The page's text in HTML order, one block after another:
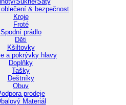
& bezpečnost
Kroje
Froté
Spodní prádlo
Děti
Kšiltovky
a pokrývky hlavy
Doplňky
Tašky
Deštníky
Obuv
prodeje
Materiál